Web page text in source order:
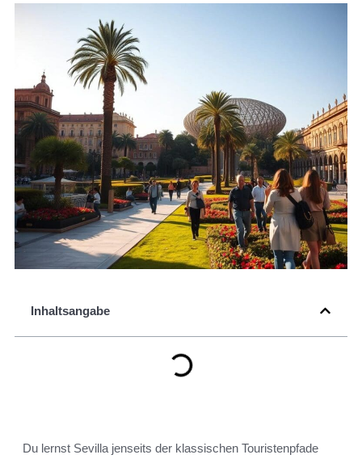
Inhaltsangabe
Du lernst Sevilla jenseits der klassischen Touristenpfade